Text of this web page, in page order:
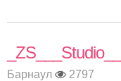
_ZS___Studio___
Барнаул 2797